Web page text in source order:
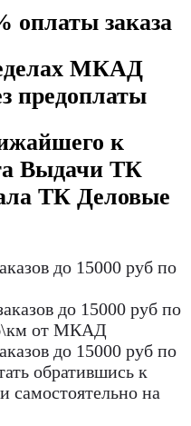
оплаты заказа
МКАД
предоплаты
к
Выдачи ТК
ТК Деловые
до 15000 руб по
до 15000 руб по
от МКАД
до 15000 руб по
обратившись к
самостоятельно на